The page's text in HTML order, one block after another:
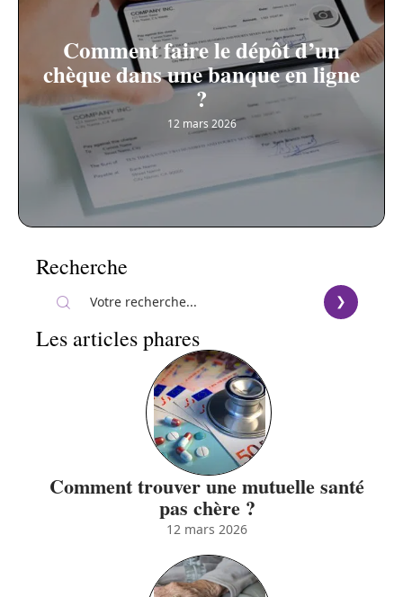
Comment faire le dépôt d’un
chèque dans une banque en ligne
?
12 mars 2026
Recherche
Les articles phares
Comment trouver une mutuelle santé
pas chère ?
12 mars 2026